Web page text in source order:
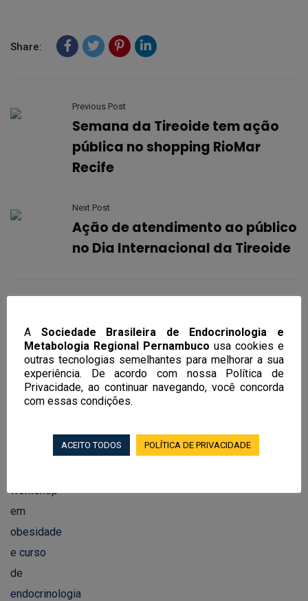
Share:
Previous Post
Semana da Tireoide tem ação
pública no shopping RioMar
Recife
Next Post
Ação de atendimento ao público
no Dia Internacional da Tireoide
Notícias Recentes
EndoRecife 2026 terá mais de 100
aulas, workshop em obesidade e curso
de endocrinologia feminina, andrologia
02/06/2026
A Sociedade Brasileira de Endocrinologia e
Metabologia Regional Pernambuco usa cookies e
outras tecnologias semelhantes para melhorar a sua
experiência. De acordo com nossa Política de
Privacidade, ao continuar navegando, você concorda
com essas condições.
ACEITO TODOS POLÍTICA DE PRIVACIDADE